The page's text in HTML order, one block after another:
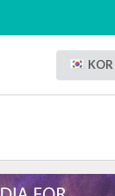
KOR